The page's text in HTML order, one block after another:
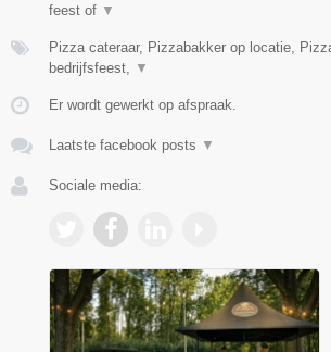
feest of ▼
Pizza cateraar, Pizzabakker op locatie,
bedrijfsfeest, ▼
Er wordt gewerkt op afspraak.
Laatste facebook posts ▼
Sociale media: